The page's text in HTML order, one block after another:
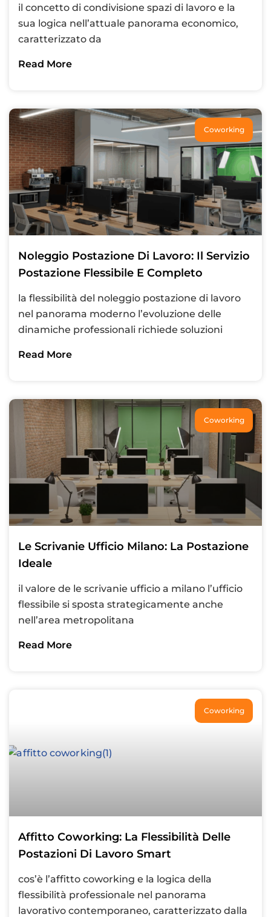
il concetto di condivisione spazi di lavoro e la
sua logica nell’attuale panorama economico,
caratterizzato da
Read More
Coworking
Noleggio Postazione Di Lavoro: Il Servizio
Postazione Flessibile E Completo
la flessibilità del noleggio postazione di lavoro
nel panorama moderno l’evoluzione delle
dinamiche professionali richiede soluzioni
Read More
Coworking
Le Scrivanie Ufficio Milano: La Postazione
Ideale
il valore de le scrivanie ufficio a milano l’ufficio
flessibile si sposta strategicamente anche
nell’area metropolitana
Read More
Coworking
Affitto Coworking: La Flessibilità Delle
Postazioni Di Lavoro Smart
cos’è l’affitto coworking e la logica della
flessibilità professionale nel panorama
lavorativo contemporaneo, caratterizzato dalla